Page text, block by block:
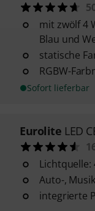
mit zwölf 4
Blau und
statische
RGBW-
Sofort lieferbar
Eurolite LED
Lichtquelle:
Auto-,
integrierte